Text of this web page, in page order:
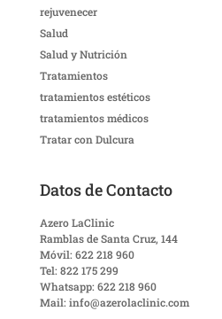
rejuvenecer
Salud
Salud y Nutrición
Tratamientos
tratamientos estéticos
tratamientos médicos
Tratar con Dulcura
Datos de Contacto
Azero LaClinic
Ramblas de Santa Cruz, 144
Móvil: 622 218 960
Tel: 822 175 299
Whatsapp: 622 218 960
Mail: info@azerolaclinic.com